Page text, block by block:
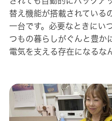
替え機能が搭載されている
一台です。必要なときにい
つもの暮らしがぐんと豊か
電気を支える存在になるな